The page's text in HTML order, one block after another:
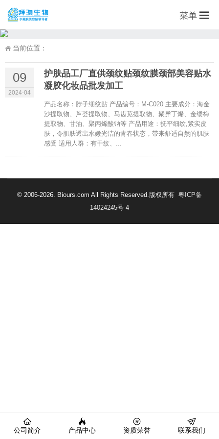
菜单
当前位置：
09
2024-04
护肤品工厂直供颈纹贴颈纹膜颈部美容贴水
凝胶化妆品批发加工
产品名称：脖子细纹贴 产品编号：M-C020 主要成分：海金
沙提取物、芦荟提取物、马齿苋提取物、聚异丁烯、金缕梅
提取物、甘油、聚丙烯酸钠等 产品用途：抚平细纹,紧实皮
肤，令肌肤透出水嫩光洁的青春状态，带来舒适自然的肌肤
感受 适用人群：有干纹、...
© 2006-2026. Biours.com All Rights Reserved.版权所有 粤ICP备
14024245号-4
公司简介 产品中心 资质荣誉 联系我们